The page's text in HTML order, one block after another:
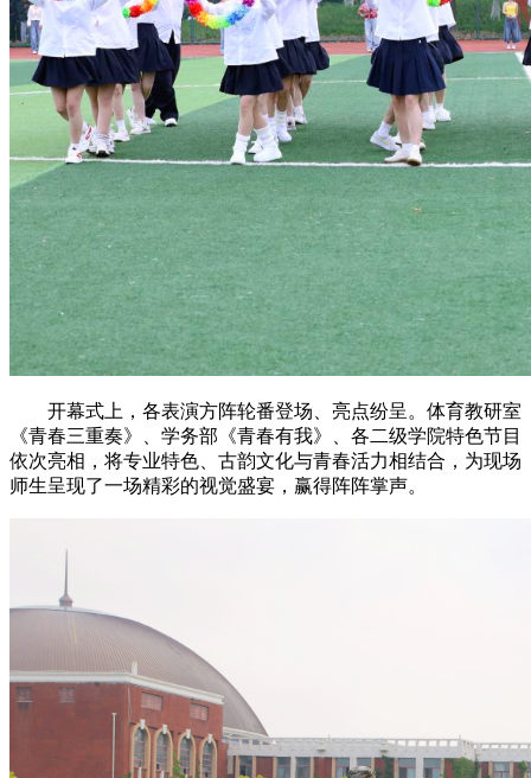
开幕式上，各表演方阵轮番登场、亮点纷呈。体育教研室
《青春三重奏》、学务部《青春有我》、各二级学院特色节目
依次亮相，将专业特色、古韵文化与青春活力相结合，为现场
师生呈现了一场精彩的视觉盛宴，赢得阵阵掌声。